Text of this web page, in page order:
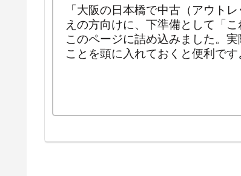
「大阪の日本橋で中古（アウト
えの方向けに、下準備として「
このページに詰め込みました。
ことを頭に入れておくと便利です